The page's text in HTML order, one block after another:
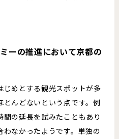
ーの推進において京都の
めとする観光スポットが多
んどないという点です。例
の延長を試みたこともあり
なかったようです。単独の